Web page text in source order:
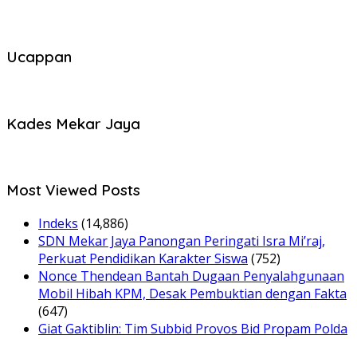
Ucappan
Kades Mekar Jaya
Most Viewed Posts
Indeks (14,886)
SDN Mekar Jaya Panongan Peringati Isra Mi’raj,
Perkuat Pendidikan Karakter Siswa (752)
Nonce Thendean Bantah Dugaan Penyalahgunaan
Mobil Hibah KPM, Desak Pembuktian dengan Fakta
(647)
Giat Gaktiblin: Tim Subbid Provos Bid Propam Polda